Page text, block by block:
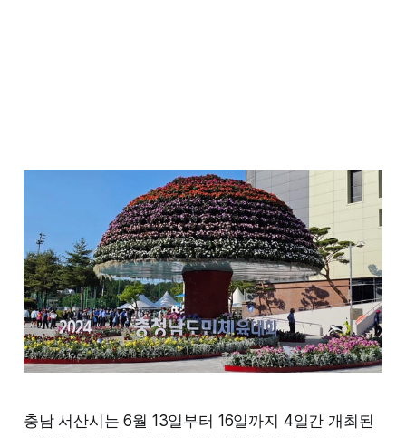
충남 서산시는 6월 13일부터 16일까지 4일간 개최된